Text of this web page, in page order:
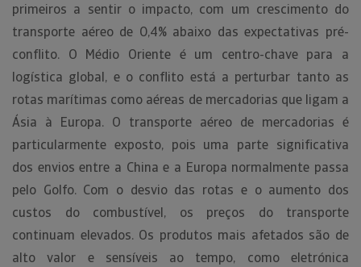
primeiros a sentir o impacto, com um crescimento do
transporte aéreo de 0,4% abaixo das expectativas pré-
conflito. O Médio Oriente é um centro-chave para a
logística global, e o conflito está a perturbar tanto as
rotas marítimas como aéreas de mercadorias que ligam a
Ásia à Europa. O transporte aéreo de mercadorias é
particularmente exposto, pois uma parte significativa
dos envios entre a China e a Europa normalmente passa
pelo Golfo. Com o desvio das rotas e o aumento dos
custos do combustível, os preços do transporte
continuam elevados. Os produtos mais afetados são de
alto valor e sensíveis ao tempo, como eletrónica